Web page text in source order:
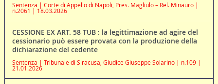
Sentenza | Corte di Appello di Napoli, Pres. Magliulo – Rel. Minauro |
n.2061 | 18.03.2026
CESSIONE EX ART. 58 TUB : la legittimazione ad agire del
cessionario può essere provata con la produzione della
dichiarazione del cedente
Sentenza | Tribunale di Siracusa, Giudice Giuseppe Solarino | n.109 |
21.01.2026